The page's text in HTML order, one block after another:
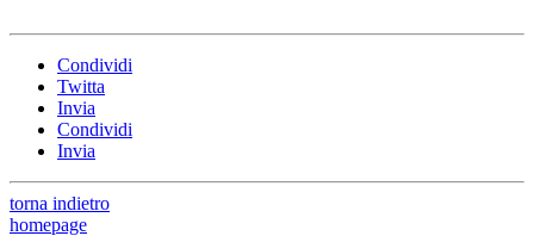
Condividi
Twitta
Invia
Condividi
Invia
torna indietro
homepage